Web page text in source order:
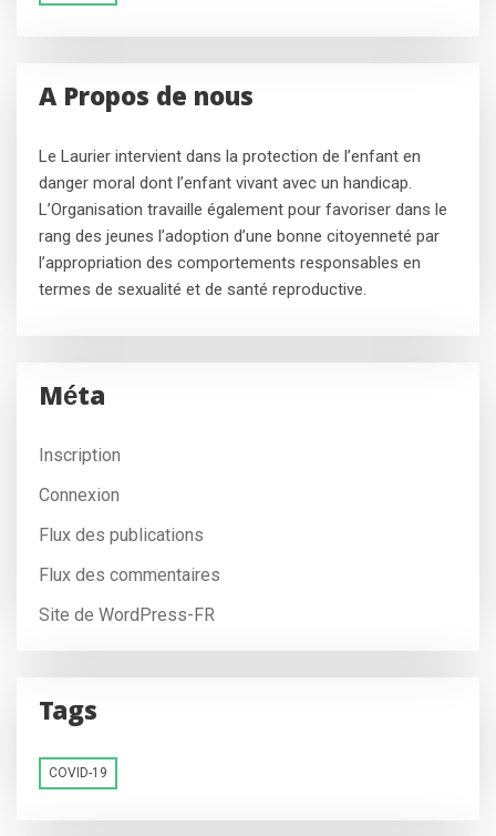
A Propos de nous
Le Laurier intervient dans la protection de l’enfant en
danger moral dont l’enfant vivant avec un handicap.
L’Organisation travaille également pour favoriser dans le
rang des jeunes l’adoption d’une bonne citoyenneté par
l’appropriation des comportements responsables en
termes de sexualité et de santé reproductive.
Méta
Inscription
Connexion
Flux des publications
Flux des commentaires
Site de WordPress-FR
Tags
COVID-19